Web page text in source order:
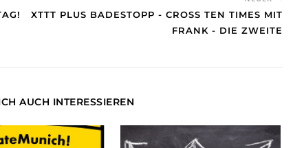
XTTT PLUS BADESTOPP - CROSS TEN TIMES MIT
FRANK - DIE ZWEITE
AUCH INTERESSIEREN